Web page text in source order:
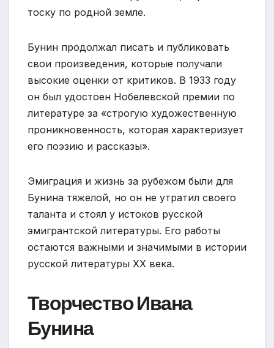
тоску по родной земле.
Бунин продолжал писать и публиковать
свои произведения, которые получали
высокие оценки от критиков. В 1933 году
он был удостоен Нобелевской премии по
литературе за «строгую художественную
проникновенность, которая характеризует
его поэзию и рассказы».
Эмиграция и жизнь за рубежом были для
Бунина тяжелой, но он не утратил своего
таланта и стоял у истоков русской
эмигрантской литературы. Его работы
остаются важными и значимыми в истории
русской литературы XX века.
Творчество Ивана
Бунина